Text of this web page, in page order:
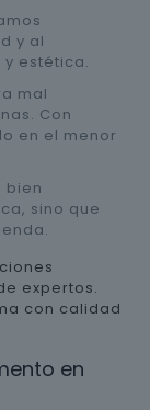
y al
estética.
mal
Con
en el menor
bien
sino que
expertos.
con calidad
en